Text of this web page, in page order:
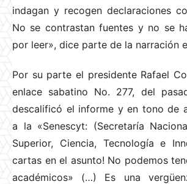
indagan y recogen declaraciones
No se contrastan fuentes y no se
por leer», dice parte de la narración
Por su parte el presidente Rafael
enlace sabatino No. 277, del
descalificó el informe y en tono de
a la «Senescyt: (Secretaría
Superior, Ciencia, Tecnología e
cartas en el asunto! No podemos
académicos» (…) Es una